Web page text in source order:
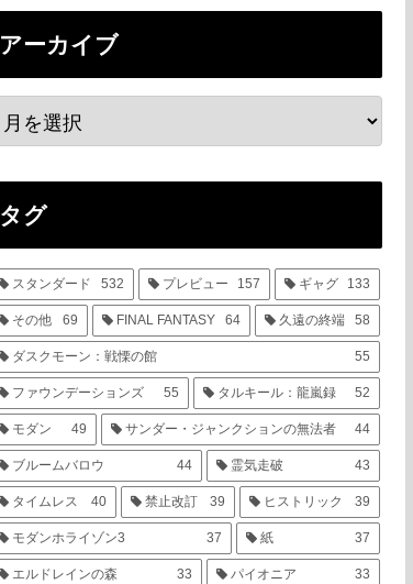
アーカイブ
タグ
スタンダード 532 プレビュー 157 ギャグ 133
その他 69 FINAL FANTASY 64 久遠の終端 58
ダスクモーン：戦慄の館 55
ファウンデーションズ 55 タルキール：龍嵐録 52
モダン 49 サンダー・ジャンクションの無法者 44
ブルームバロウ 44 霊気走破 43
タイムレス 40 禁止改訂 39 ヒストリック 39
モダンホライゾン3 37 紙 37
エルドレインの森 33 パイオニア 33